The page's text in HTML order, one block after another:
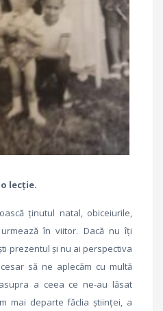
lecție.
ținutul natal, obiceiurile,
în viitor. Dacă nu îți
prezentul și nu ai perspectiva
să ne aplecăm cu multă
a ceea ce ne-au lăsat
mai departe făclia științei, a